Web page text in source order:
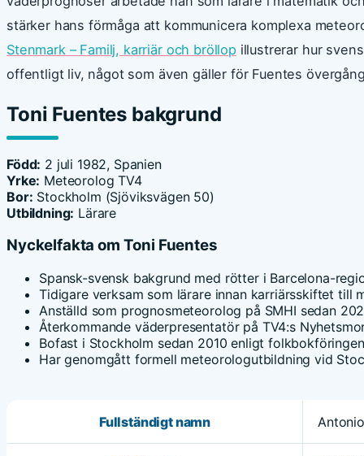
stärker hans förmåga att kommunicera komplexa
Stenmark – Familj, karriär och bröllop illustrerar hur
offentligt liv, något som även gäller för Fuentes
Toni Fuentes bakgrund
Född: 2 juli 1982, Spanien
Yrke: Meteorolog TV4
Bor: Stockholm (Sjöviksvägen 50)
Utbildning: Lärare
Nyckelfakta om Toni Fuentes
Spansk-svensk bakgrund med rötter i Barcelona-
Tidigare verksam som lärare innan karriärsskiftet till
Anställd som prognosmeteorolog på SMHI sedan
Återkommande väderpresentatör på TV4:s
Bofast i Stockholm sedan 2010 enligt folkbokföringen
Har genomgått formell meteorologutbildning vid
Fullständigt namn